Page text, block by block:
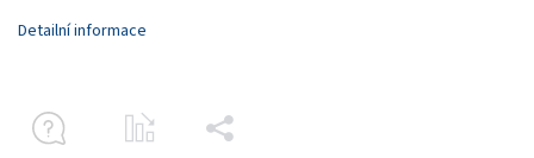
Detailní informace